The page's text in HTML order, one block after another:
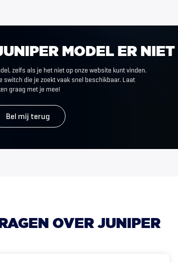
MODEL ER NIET
zelfs als je het niet op onze website kunt vinden.
switch die je zoekt vaak snel beschikbaar. Laat
graag met je mee!
Bel mij terug
OVER JUNIPER